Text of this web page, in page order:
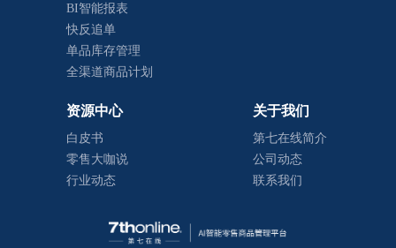
BI智能报表
快反追单
单品库存管理
全渠道商品计划
资源中心
白皮书
零售大咖说
行业动态
关于我们
第七在线简介
公司动态
联系我们